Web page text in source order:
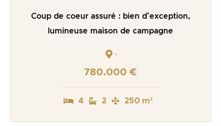
Coup de coeur assuré : bien d’exception,
lumineuse maison de campagne
-
780.000 €
4 2 250 m²